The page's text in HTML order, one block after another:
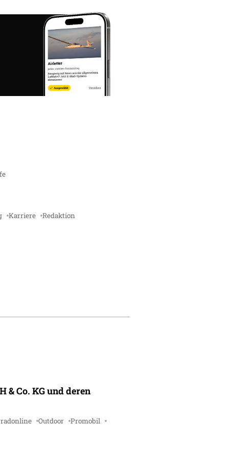
Karriere Redaktion
& Co. KG und deren
Outdoor
Promobil